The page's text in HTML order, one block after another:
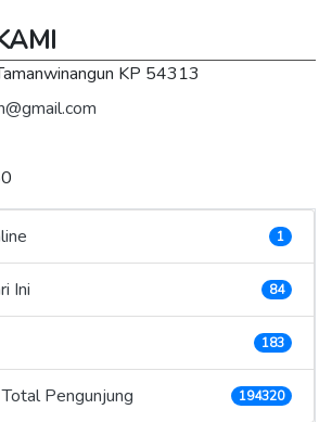
KP 54313
1
Ini 84
183
Total Pengunjung 194320